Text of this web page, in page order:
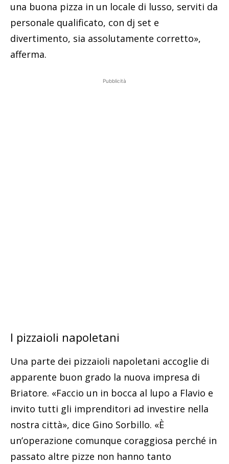
una buona pizza in un locale di lusso, serviti da
personale qualificato, con dj set e
divertimento, sia assolutamente corretto»,
afferma.
Pubblicità
I pizzaioli napoletani
Una parte dei pizzaioli napoletani accoglie di
apparente buon grado la nuova impresa di
Briatore. «Faccio un in bocca al lupo a Flavio e
invito tutti gli imprenditori ad investire nella
nostra città», dice Gino Sorbillo. «È
un’operazione comunque coraggiosa perché in
passato altre pizze non hanno tanto